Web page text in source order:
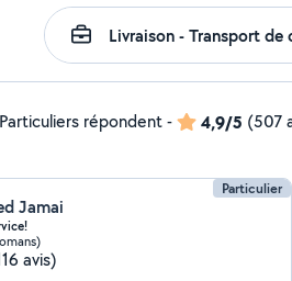
répondent- 4,9/5 (507
Particulier
Jamai
avis)